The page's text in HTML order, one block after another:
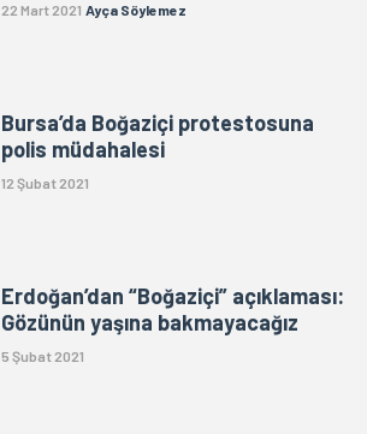
22 Mart 2021 Ayça Söylemez
Bursa’da Boğaziçi protestosuna
polis müdahalesi
12 Şubat 2021
Erdoğan’dan “Boğaziçi” açıklaması:
Gözünün yaşına bakmayacağız
5 Şubat 2021